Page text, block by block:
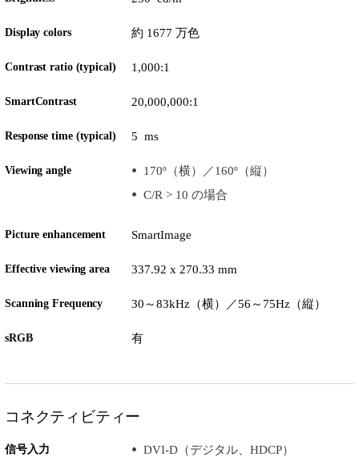
Display colors 約 1677 万色
Contrast ratio (typical) 1,000:1
SmartContrast 20,000,000:1
Response time (typical) 5 ms
Viewing angle
170º（横）／160º（縦）
C/R > 10 の場合
Picture enhancement SmartImage
Effective viewing area 337.92 x 270.33 mm
Scanning Frequency 30～83kHz（横）／56～75Hz（縦）
sRGB 有
コネクティビティー
信号入力
DVI-D（デジタル、HDCP）